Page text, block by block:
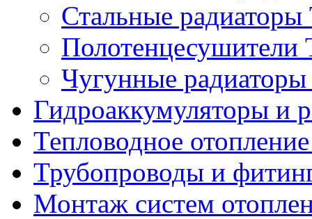
Стальные
Чугунные
Гидроаккумуляторы и
Тепловодное
Трубопроводы и
Монтаж систем